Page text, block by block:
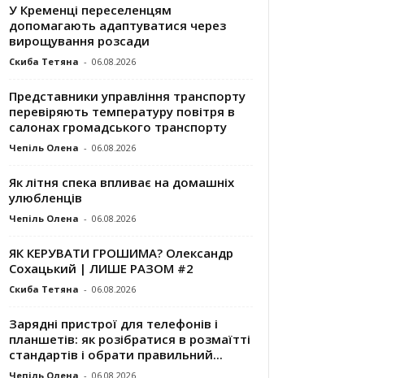
У Кременці переселенцям
допомагають адаптуватися через
вирощування розсади
Скиба Тетяна - 06.08.2026
Представники управління транспорту
перевіряють температуру повітря в
салонах громадського транспорту
Чепіль Олена - 06.08.2026
Як літня спека впливає на домашніх
улюбленців
Чепіль Олена - 06.08.2026
ЯК КЕРУВАТИ ГРОШИМА? Олександр
Сохацький | ЛИШЕ РАЗОМ #2
Скиба Тетяна - 06.08.2026
Зарядні пристрої для телефонів і
планшетів: як розібратися в розмаїтті
стандартів і обрати правильний...
Чепіль Олена - 06.08.2026